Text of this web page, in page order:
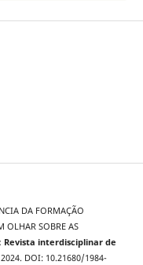
DA FORMAÇÃO
OLHAR SOBRE AS
Revista interdisciplinar de
DOI: 10.21680/1984-